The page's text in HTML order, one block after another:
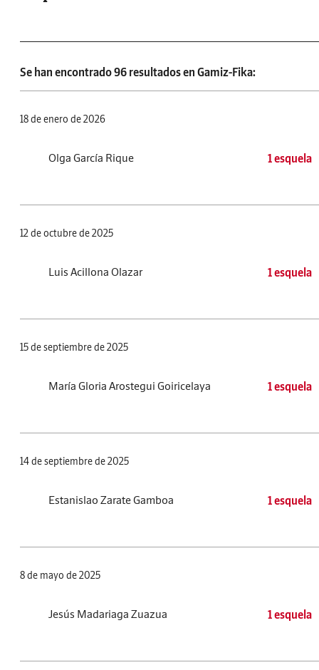
Se han encontrado 96 resultados en Gamiz-Fika:
18 de enero de 2026
Olga García Rique 1 esquela
12 de octubre de 2025
Luis Acillona Olazar 1 esquela
15 de septiembre de 2025
María Gloria Arostegui Goiricelaya 1 esquela
14 de septiembre de 2025
Estanislao Zarate Gamboa 1 esquela
8 de mayo de 2025
Jesús Madariaga Zuazua 1 esquela